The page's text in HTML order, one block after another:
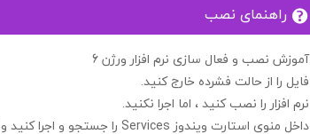
راهنمای نصب
آموزش نصب و فعال سازی نرم افزار ورژن 6
فایل را از حالت فشرده خارج کنید.
نرم افزار را نصب کنید ، اما اجرا نکنید.
داخل منوی استارت ویندوز Services را جستجو و اجرا کنید و